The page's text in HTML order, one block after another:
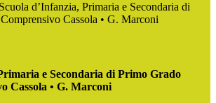
Scuola d’Infanzia, Primaria e Secondaria di
Cassola • G. Marconi
e Secondaria di Primo Grado
Cassola • G. Marconi